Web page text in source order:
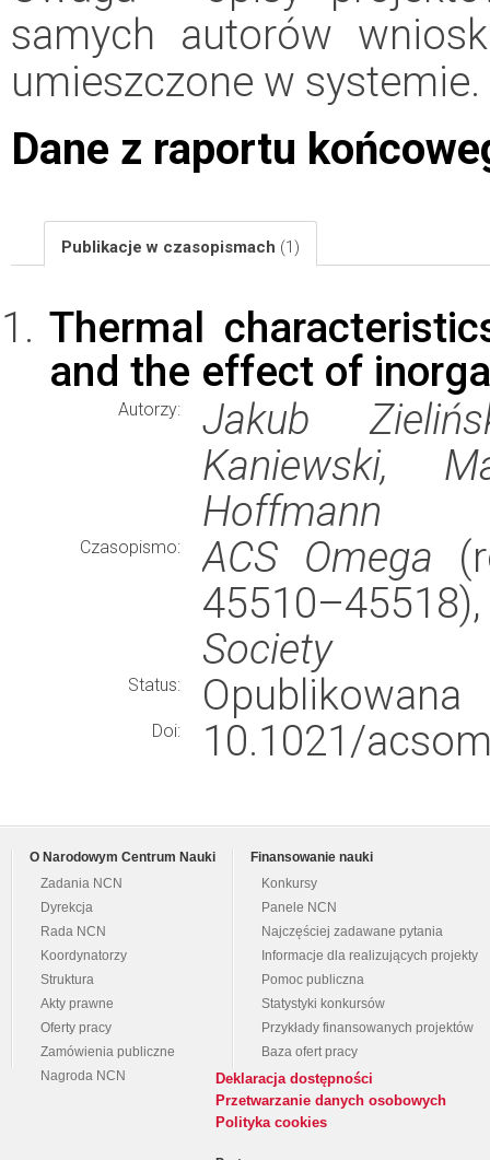
samych autorów
umieszczone w systemie.
Dane z raportu
Publikacje w czasopismach (1)
Thermal
and the effect of
Autorzy:
Jakub
Kaniewski,
Hoffmann
Czasopismo: ACS Omega
Society
Status: Opublikowana
Doi: 10.1021/
O Narodowym Centrum Nauki
Zadania NCN
Dyrekcja
Rada NCN
Koordynatorzy
Struktura
Akty prawne
Oferty pracy
Zamówienia publiczne
Nagroda NCN
Finansowanie nauki
Konkursy
Panele NCN
Najczęściej zadawane pytania
Informacje dla realizujących projekty
Pomoc publiczna
Statystyki konkursów
Przykłady finansowanych projektów
Baza ofert pracy
Deklaracja dostępności
Przetwarzanie danych osobowych
Polityka cookies